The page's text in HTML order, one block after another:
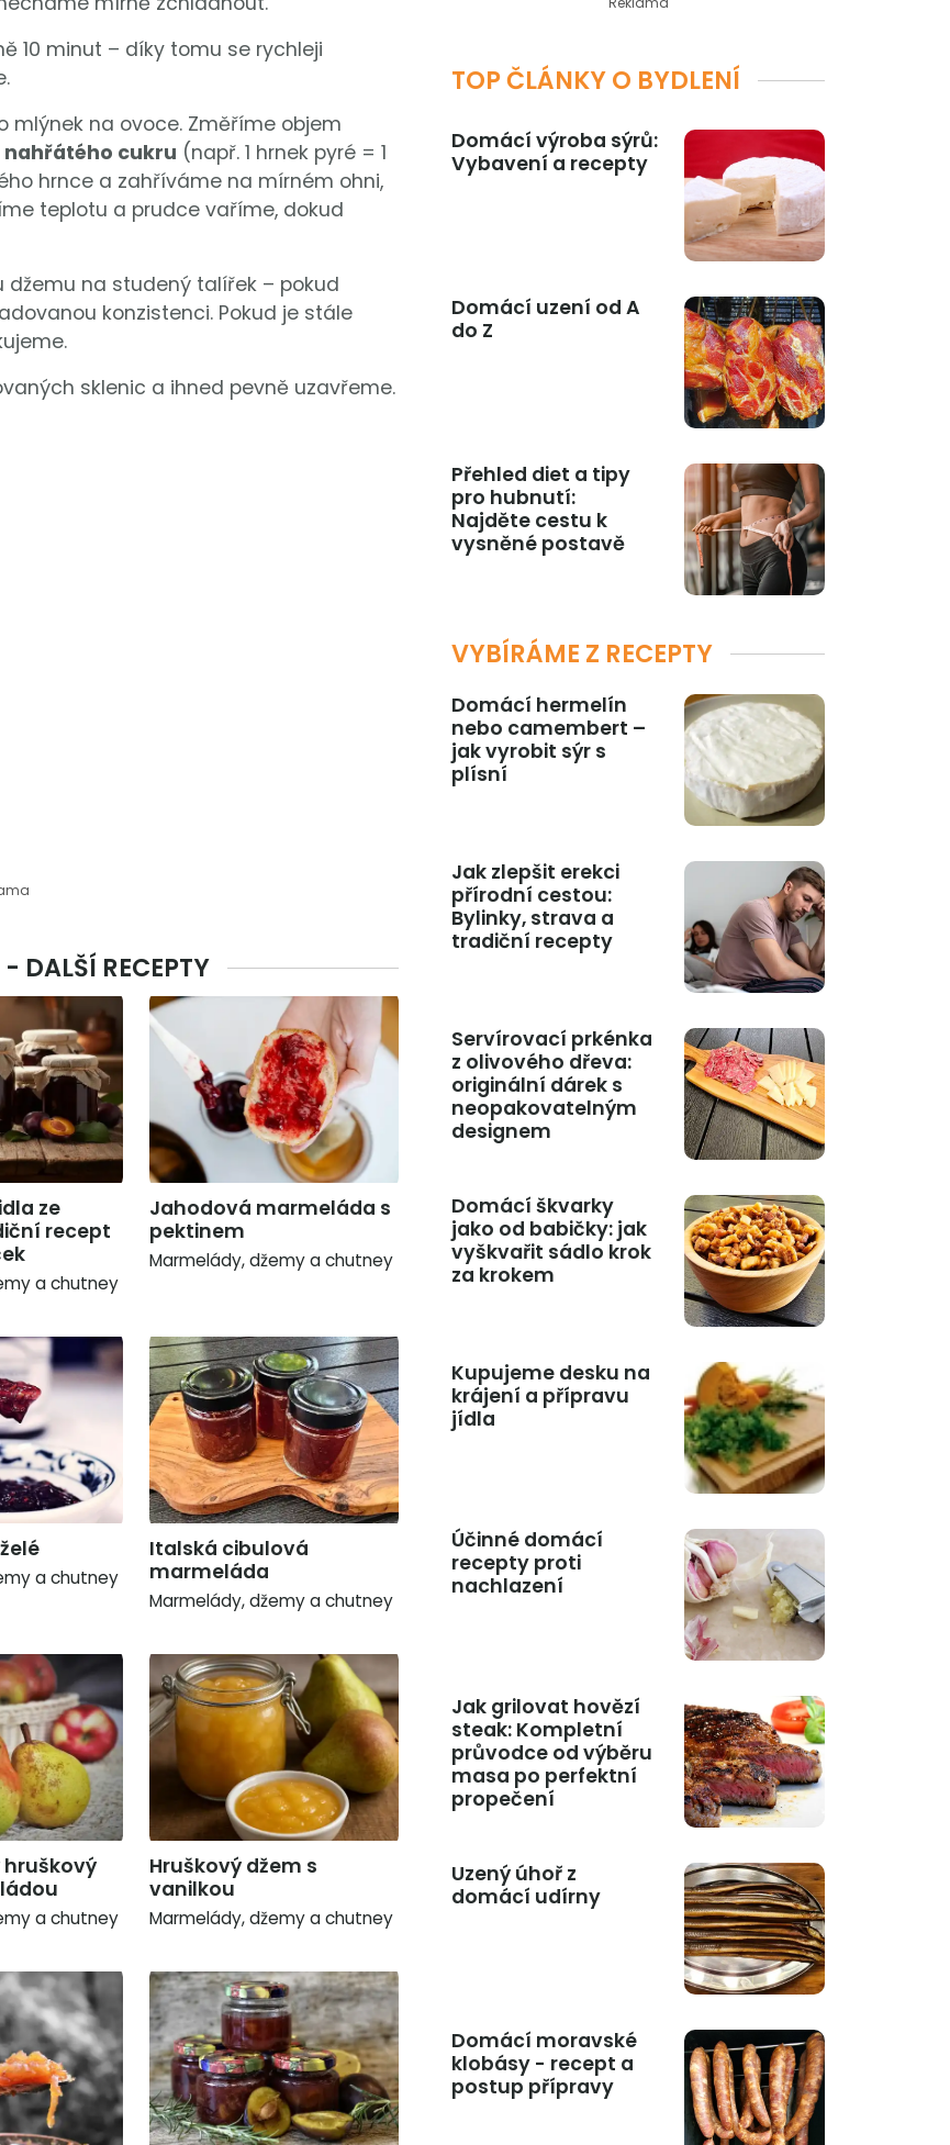
10 minut – díky tomu se rychleji
mlýnek na ovoce. Změříme objem
nahřátého cukru (např. 1 hrnek pyré = 1
hrnce a zahříváme na mírném ohni,
teplotu a prudce vaříme, dokud
džemu na studený talířek – pokud
konzistenci. Pokud je stále
sklenic a ihned pevně uzavřeme.
DALŠÍ RECEPTY
ze
recept
a chutney
Jahodová marmeláda s
pektinem
Marmelády, džemy a chutney
a chutney
Italská cibulová
marmeláda
Marmelády, džemy a chutney
hruškový
a chutney
Hruškový džem s
vanilkou
Marmelády, džemy a chutney
TOP ČLÁNKY O BYDLENÍ
Domácí výroba sýrů:
Vybavení a recepty
Domácí uzení od A
do Z
Přehled diet a tipy
pro hubnutí:
Najděte cestu k
vysněné postavě
VYBÍRÁME Z RECEPTY
Domácí hermelín
nebo camembert –
jak vyrobit sýr s
plísní
Jak zlepšit erekci
přírodní cestou:
Bylinky, strava a
tradiční recepty
Servírovací prkénka
z olivového dřeva:
originální dárek s
neopakovatelným
designem
Domácí škvarky
jako od babičky: jak
vyškvařit sádlo krok
za krokem
Kupujeme desku na
krájení a přípravu
jídla
Účinné domácí
recepty proti
nachlazení
Jak grilovat hovězí
steak: Kompletní
průvodce od výběru
masa po perfektní
propečení
Uzený úhoř z
domácí udírny
Domácí moravské
klobásy - recept a
postup přípravy